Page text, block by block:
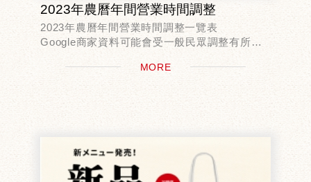
2023年農曆年間營業時間調整
2023年農曆年間營業時間調整一覽表
Google商家資料可能會受一般民眾調整有所落
實際營業時間請以官網及官方粉絲團公告為準，
MORE